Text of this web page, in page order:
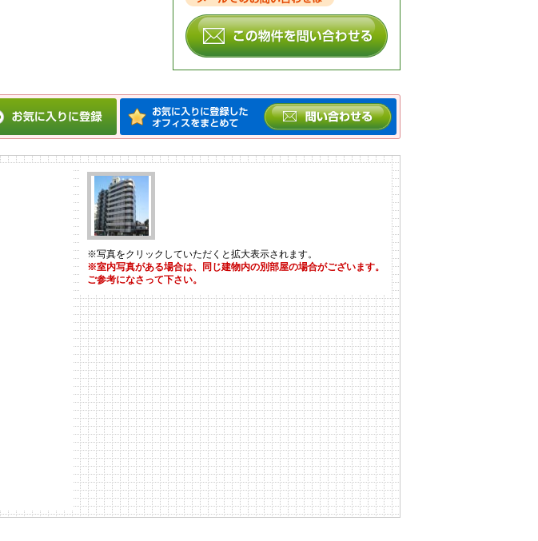
※写真をクリックしていただくと拡大表示されます。
※室内写真がある場合は、同じ建物内の別部屋の場合がございます。
ご参考になさって下さい。